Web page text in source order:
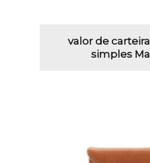
valor de
simples